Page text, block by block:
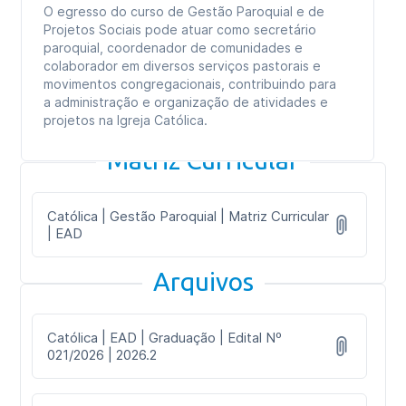
O egresso do curso de Gestão Paroquial e de
Projetos Sociais pode atuar como secretário
paroquial, coordenador de comunidades e
colaborador em diversos serviços pastorais e
movimentos congregacionais, contribuindo para
a administração e organização de atividades e
projetos na Igreja Católica.
Matriz Curricular
Católica | Gestão Paroquial | Matriz Curricular
| EAD
Arquivos
Católica | EAD | Graduação | Edital Nº
021/2026 | 2026.2